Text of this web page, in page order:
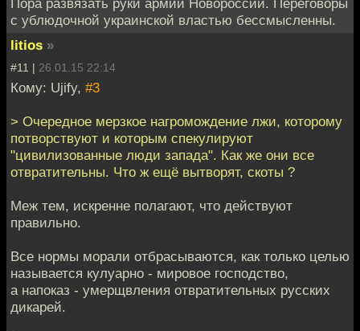
с ублюдочной украинской властью бессмысленны.
litios »
#11 | 26.01.15 22:14
Кому: Ujify, #3
> Очередное мерзкое нагромождение лжи, которому
потворствуют и которым спекулируют
"цивилизованные люди запада". Как же они все
отвратительны. Что ж ещё вытворят, скоты ?
Меж тем, искренне полагают, что действуют
правильно.
Все нормы морали отбрасываются, как только целью
называется кулуарно - мировое господство,
а напоказ - умерщвления отвратительных русских
дикарей.